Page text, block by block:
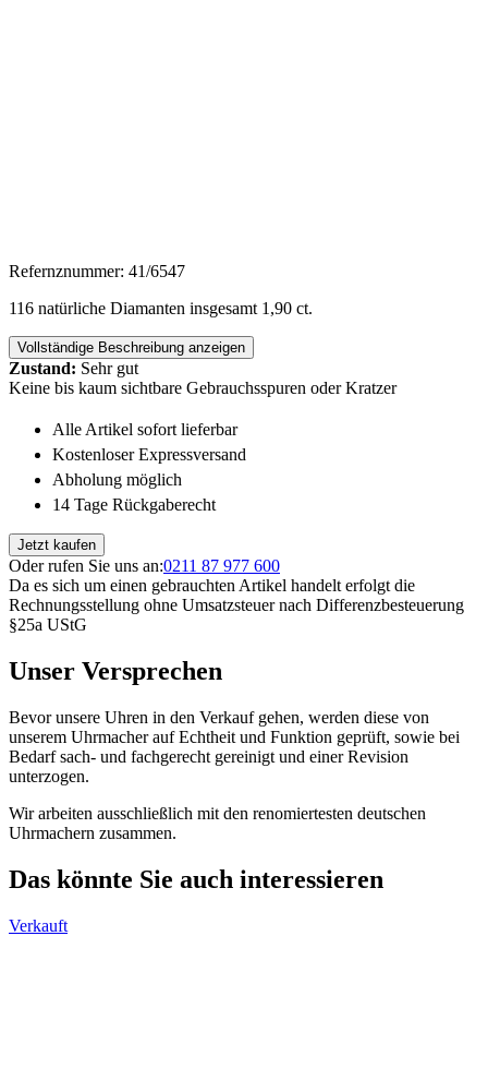
Refernznummer: 41/6547
116 natürliche Diamanten insgesamt 1,90 ct.
Vollständige Beschreibung anzeigen
Zustand: Sehr gut
Keine bis kaum sichtbare Gebrauchsspuren oder Kratzer
Alle Artikel sofort lieferbar
Kostenloser Expressversand
Abholung möglich
14 Tage Rückgaberecht
Jetzt kaufen
Oder rufen Sie uns an:0211 87 977 600
Da es sich um einen gebrauchten Artikel handelt erfolgt die
Rechnungsstellung ohne Umsatzsteuer nach Differenzbesteuerung
§25a UStG
Unser Versprechen
Bevor unsere Uhren in den Verkauf gehen, werden diese von
unserem Uhrmacher auf Echtheit und Funktion geprüft, sowie bei
Bedarf sach- und fachgerecht gereinigt und einer Revision
unterzogen.
Wir arbeiten ausschließlich mit den renomiertesten deutschen
Uhrmachern zusammen.
Das könnte Sie auch interessieren
Verkauft